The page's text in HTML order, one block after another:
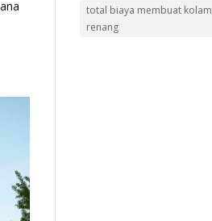
total biaya membuat kolam
renang